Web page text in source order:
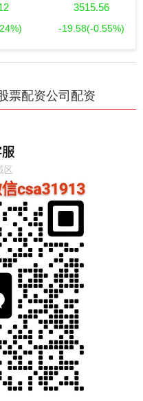
3515.56
-19.58(-0.55%)
票配资公司配资